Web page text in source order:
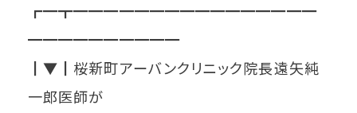
┏━┳━━━━━━━━━━━━━━━━
━━━━━━━━━━
┃▼┃桜新町アーバンクリニック院長遠矢純
一郎医師が